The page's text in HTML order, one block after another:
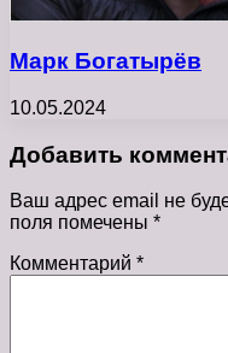
Марк Богатырёв
10.05.2024
Добавить
Ваш адрес email не
поля помечены *
Комментарий *